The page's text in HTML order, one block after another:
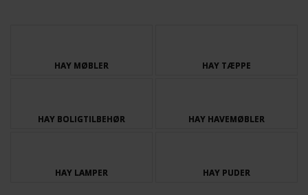
HAY MØBLER HAY TÆPPE
HAY BOLIGTILBEHØR HAY HAVEMØBLER
HAY LAMPER HAY PUDER